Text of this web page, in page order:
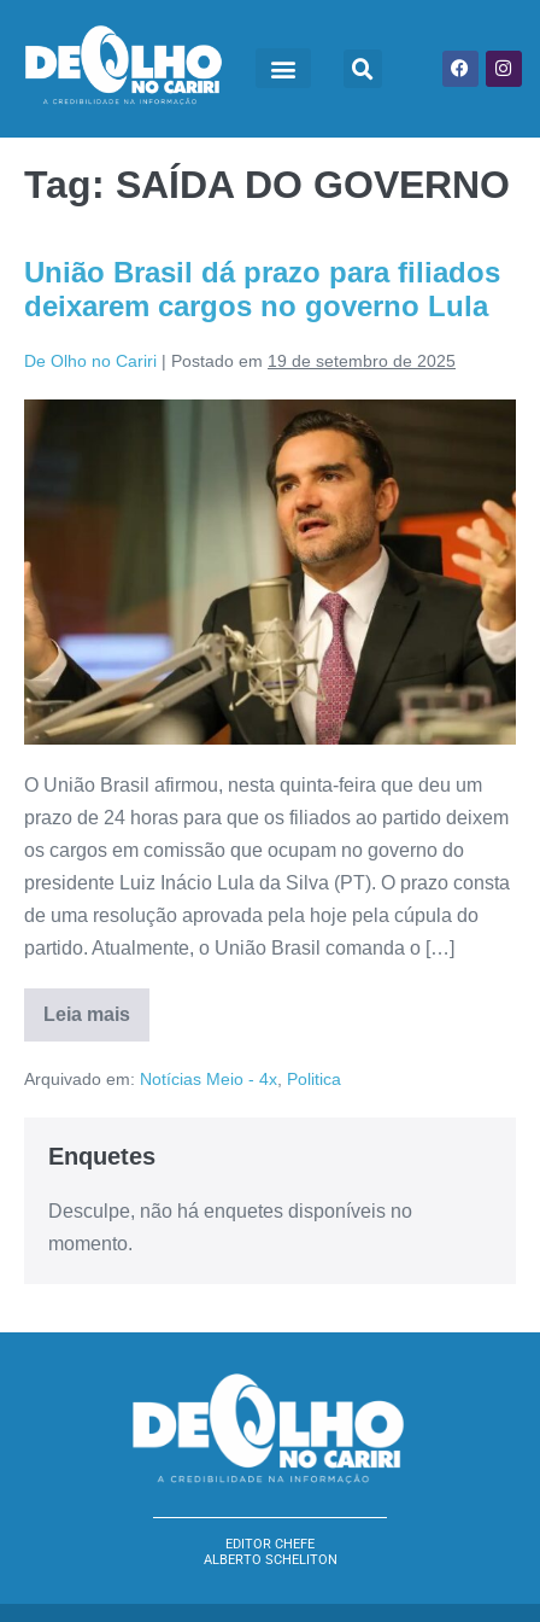
Tag: SAÍDA DO GOVERNO
União Brasil dá prazo para filiados
deixarem cargos no governo Lula
De Olho no Cariri | Postado em 19 de setembro de 2025
O União Brasil afirmou, nesta quinta-feira que deu um
prazo de 24 horas para que os filiados ao partido deixem
os cargos em comissão que ocupam no governo do
presidente Luiz Inácio Lula da Silva (PT). O prazo consta
de uma resolução aprovada pela hoje pela cúpula do
partido. Atualmente, o União Brasil comanda o […]
Leia mais
Arquivado em: Notícias Meio - 4x Politica
Enquetes
Desculpe, não há enquetes disponíveis no
momento.
EDITOR CHEFE
ALBERTO SCHELITON